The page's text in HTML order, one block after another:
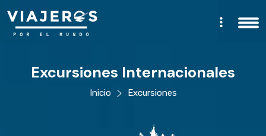
Excursiones Internacionales
Inicio Excursiones